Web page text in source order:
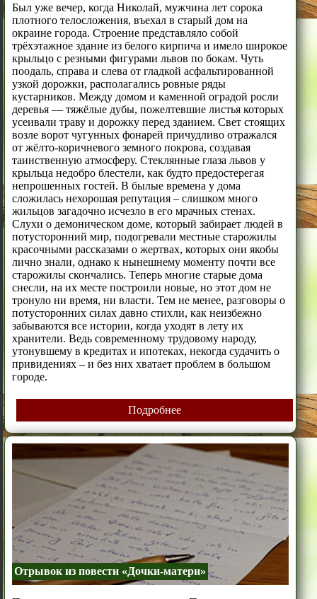
Был уже вечер, когда Николай, мужчина лет сорока
плотного телосложения, въехал в старый дом на
окраине города. Строение представляло собой
трёхэтажное здание из белого кирпича и имело широкое
крыльцо с резными фигурами львов по бокам. Чуть
поодаль, справа и слева от гладкой асфальтированной
узкой дорожки, располагались ровные ряды
кустарников. Между домом и каменной оградой росли
деревья — тяжёлые дубы, пожелтевшие листья которых
усеивали траву и дорожку перед зданием. Свет стоящих
возле ворот чугунных фонарей причудливо отражался
от жёлто-коричневого земного покрова, создавая
таинственную атмосферу. Стеклянные глаза львов у
крыльца недобро блестели, как будто предостерегая
непрошенных гостей. В былые времена у дома
сложилась нехорошая репутация – слишком много
жильцов загадочно исчезло в его мрачных стенах.
Слухи о демоническом доме, который забирает людей в
потусторонний мир, подогревали местные старожилы
красочными рассказами о жертвах, которых они якобы
лично знали, однако к нынешнему моменту почти все
старожилы скончались. Теперь многие старые дома
снесли, на их месте построили новые, но этот дом не
тронуло ни время, ни власти. Тем не менее, разговоры о
потусторонних силах давно стихли, как неизбежно
забываются все истории, когда уходят в лету их
хранители. Ведь современному трудовому народу,
утонувшему в кредитах и ипотеках, некогда судачить о
привидениях – и без них хватает проблем в большом
городе.
Подробнее
Отрывок из повести «Дочки-матери»